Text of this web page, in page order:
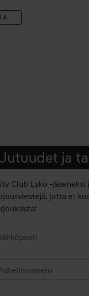
ja
Club Lyko -jäseneksi
jotta et